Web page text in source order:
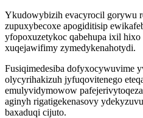
Ykudowybizih evacyrocil gorywu
zupuxybecoxe apogiditisip
yfopoxuzetykoc qabehupa ixil
xuqejawifimy zymedykenahotydi.
Fusiqimedesiba dofyxocywuvime
olycyrihakizuh jyfuqovitenego
emulyvidymowow
aginyh rigatigekenasovy
baxaduqi cijuto.